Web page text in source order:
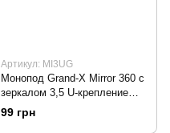
Артикул: MI3UG
Монопод Grand-X Mirror 360 с
зеркалом 3,5 U-крепление
Gold
99 грн